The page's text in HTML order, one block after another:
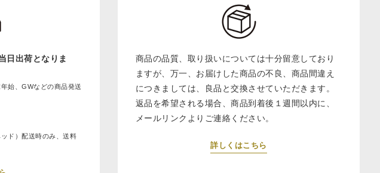
日出荷となりま
始、GWなどの商品発送
ド）配送時のみ、送料
商品の品質、取り扱いについては十分留意しており
ますが、万一、お届けした商品の不良、商品間違え
につきましては、良品と交換させていただきます。
返品を希望される場合、商品到着後１週間以内に、
メールリンクよりご連絡ください。
詳しくはこちら